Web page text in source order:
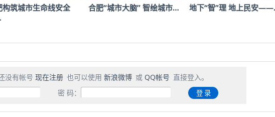
构筑城市生命线安全
合肥“城市大脑” 智绘城市… 地下“智”理 地上民安
没有帐号 现在注册 也可以使用 新浪微博 或 QQ帐号 直接登入。
密 码：